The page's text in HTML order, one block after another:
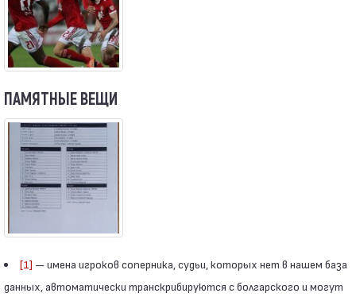
ПАМЯТНЫЕ ВЕЩИ
[1] — имена игроков соперника, судьи, которых нет в нашем база
данных, автоматически транскрибируются с болгарского и могут